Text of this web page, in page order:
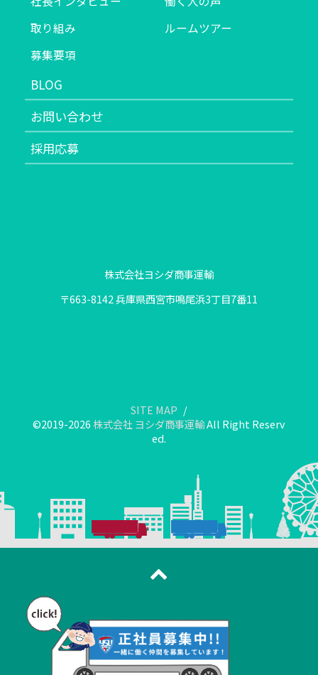
取り組み
ルームツアー
募集要項
BLOG
お問い合わせ
採用応募
株式会社ヨシダ商事運輸
〒663-8142 兵庫県西宮市鳴尾浜3丁目7番11
SITE MAP
©2019-2026株式会社 ヨシダ商事運輸All Right Reserv
ed.